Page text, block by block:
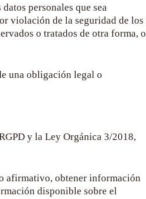
personales que sea
violación de la seguridad de los
o tratados de otra forma, o
una obligación legal o
y la Ley Orgánica 3/2018,
afirmativo, obtener información
disponible sobre el